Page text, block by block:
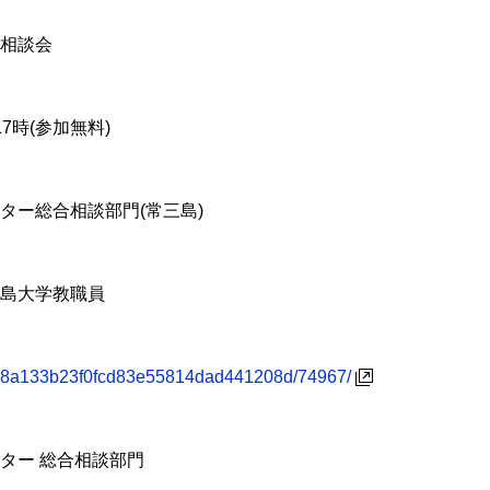
談会
時(参加無料)
ー総合相談部門(常三島)
大学教職員
74967/
ー 総合相談部門